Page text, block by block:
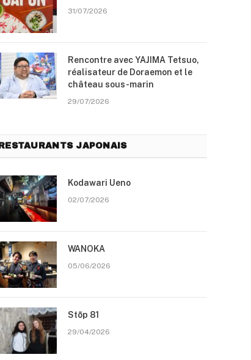
31/07/2026
Rencontre avec YAJIMA Tetsuo,
réalisateur de Doraemon et le
château sous-marin
29/07/2026
RESTAURANTS JAPONAIS
Kodawari Ueno
02/07/2026
WANOKA
05/06/2026
Stōp 81
29/04/2026